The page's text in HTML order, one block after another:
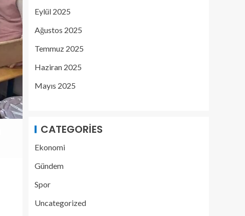
Eylül 2025
Ağustos 2025
Temmuz 2025
Haziran 2025
Mayıs 2025
CATEGORIES
Ekonomi
Gündem
Spor
Uncategorized